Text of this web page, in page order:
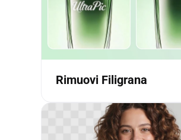
Rimuovi Filigrana